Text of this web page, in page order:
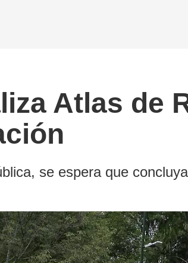
Atlas de
se espera que